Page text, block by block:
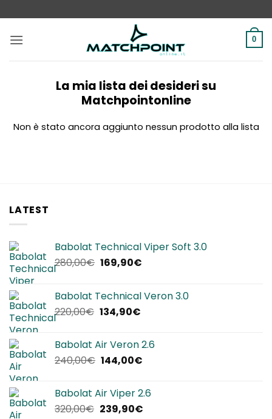
ai
contenuti
0
La mia lista dei desideri su
Matchpointonline
Non è stato ancora aggiunto nessun prodotto alla lista
LATEST
Babolat Technical Viper Soft 3.0
280,00€ Il
era:
280,00€.
169,90€Il
è:
Babolat Technical Veron 3.0
220,00€ Il
era:
220,00€.
134,90€Il
è:
134,90€.
Babolat Air Veron 2.6
240,00€ Il
era:
240,00€.
144,00€Il
è:
144,00€.
Babolat Air Viper 2.6
320,00€ Il
239,90€Il